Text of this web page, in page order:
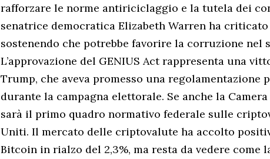
rafforzare le norme antiriciclaggio e la tutela dei
senatrice democratica Elizabeth Warren ha
sostenendo che potrebbe favorire la corruzione nel
L’approvazione del GENIUS Act rappresenta una
Trump, che aveva promesso una regolamentazione
durante la campagna elettorale. Se anche la
sarà il primo quadro normativo federale sulle
Uniti. Il mercato delle criptovalute ha accolto
Bitcoin in rialzo del 2,3%, ma resta da vedere come